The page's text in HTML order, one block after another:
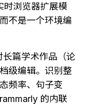
时浏览器扩展模
不是一个环境编
长篇学术作品（论
级编辑。识别整
频率、句子变
的内联